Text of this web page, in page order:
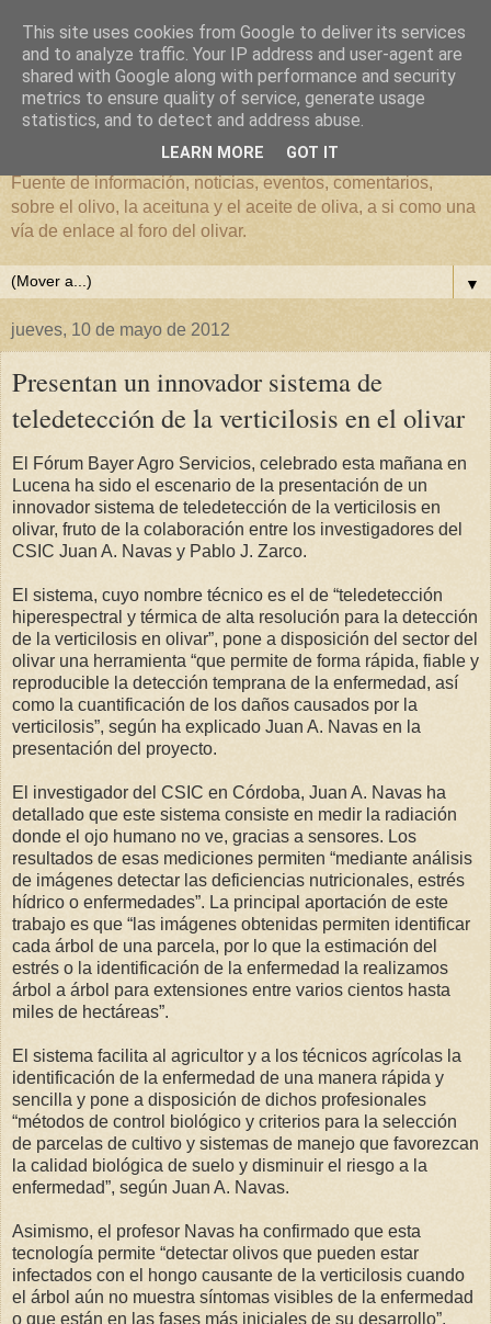
El mundo del Olivar
Fuente de información, noticias, eventos, comentarios,
sobre el olivo, la aceituna y el aceite de oliva, a si como una
vía de enlace al foro del olivar.
▼
jueves, 10 de mayo de 2012
Presentan un innovador sistema de
teledetección de la verticilosis en el olivar
El Fórum Bayer Agro Servicios, celebrado esta mañana en
Lucena ha sido el escenario de la presentación de un
innovador sistema de teledetección de la verticilosis en
olivar, fruto de la colaboración entre los investigadores del
CSIC Juan A. Navas y Pablo J. Zarco.
El sistema, cuyo nombre técnico es el de “teledetección
hiperespectral y térmica de alta resolución para la detección
de la verticilosis en olivar”, pone a disposición del sector del
olivar una herramienta “que permite de forma rápida, fiable y
reproducible la detección temprana de la enfermedad, así
como la cuantificación de los daños causados por la
verticilosis”, según ha explicado Juan A. Navas en la
presentación del proyecto.
El investigador del CSIC en Córdoba, Juan A. Navas ha
detallado que este sistema consiste en medir la radiación
donde el ojo humano no ve, gracias a sensores. Los
resultados de esas mediciones permiten “mediante análisis
de imágenes detectar las deficiencias nutricionales, estrés
hídrico o enfermedades”. La principal aportación de este
trabajo es que “las imágenes obtenidas permiten identificar
cada árbol de una parcela, por lo que la estimación del
estrés o la identificación de la enfermedad la realizamos
árbol a árbol para extensiones entre varios cientos hasta
miles de hectáreas”.
El sistema facilita al agricultor y a los técnicos agrícolas la
identificación de la enfermedad de una manera rápida y
sencilla y pone a disposición de dichos profesionales
“métodos de control biológico y criterios para la selección
de parcelas de cultivo y sistemas de manejo que favorezcan
la calidad biológica de suelo y disminuir el riesgo a la
enfermedad”, según Juan A. Navas.
Asimismo, el profesor Navas ha confirmado que esta
tecnología permite “detectar olivos que pueden estar
infectados con el hongo causante de la verticilosis cuando
el árbol aún no muestra síntomas visibles de la enfermedad
o que están en las fases más iniciales de su desarrollo”.
This site uses cookies from Google to deliver its services
and to analyze traffic. Your IP address and user-agent are
shared with Google along with performance and security
metrics to ensure quality of service, generate usage
statistics, and to detect and address abuse.
LEARN MORE GOT IT